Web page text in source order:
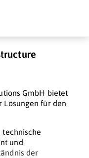
GmbH bietet
Lösungen für den
technische
und
der